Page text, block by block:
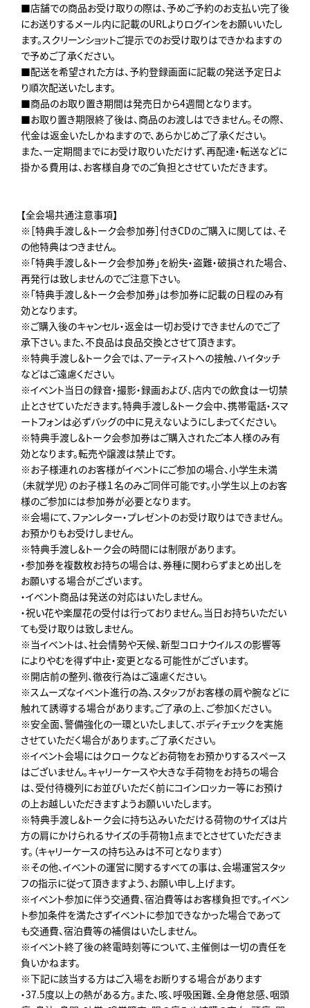
■店舗での商品お受け取りの際は、予めご予約のお支払い完了後
にお送りするメール内に記載のURLよりログインをお願いいたし
ます。スクリーンショットご提示でのお受け取りはできかねますの
で予めご了承ください。
■配送を希望された方は、予約登録画面に記載の発送予定日よ
り順次配送いたします。
■商品のお取り置き期間は発売日から4週間となります。
■お取り置き期限終了後は、商品のお渡しはできません。その際、
代金は返金いたしかねますので、あらかじめご了承ください。
また、一定期間までにお受け取りいただけず、再配達・転送などに
掛かる費用は、お客様自身でのご負担とさせていただきます。
【全会場共通注意事項】
※［特典手渡し＆トーク会参加券］付きCDのご購入に関しては、そ
の他特典はつきません。
※「特典手渡し＆トーク会参加券」を紛失・盗難・破損された場合、
再発行は致しませんのでご注意下さい。
※「特典手渡し＆トーク会参加券」は参加券に記載の日程のみ有
効となります。
※ご購入後のキャンセル・返金は一切お受けできませんのでご了
承下さい。また、不良品は良品交換とさせて頂きます。
※特典手渡し＆トーク会では、アーティストへの接触、ハイタッチ
などはご遠慮ください。
※イベント当日の録音・撮影・録画および、店内での飲食は一切禁
止とさせていただきます。特典手渡し＆トーク会中、携帯電話・スマ
ートフォンは必ずバッグの中に見えないようにしまってください。
※特典手渡し＆トーク会参加券はご購入されたご本人様のみ有
効となります。転売や譲渡は禁止です。
※お子様連れのお客様がイベントにご参加の場合、小学生未満
（未就学児）のお子様１名のみご同伴可能です。小学生以上のお客
様のご参加には参加券が必要となります。
※会場にて、ファンレター・プレゼントのお受け取りはできません。
お預かりもお受けしません。
※特典手渡し＆トーク会の時間には制限があります。
・参加券を複数枚お持ちの場合は、券種に関わらずまとめ出しを
お願いする場合がございます。
・イベント商品は発送の対応はいたしません。
・祝い花や楽屋花の受付は行っておりません。当日お持ちいただい
ても受け取りは致しません。
※当イベントは、社会情勢や天候、新型コロナウイルスの影響等
によりやむを得ず中止・変更となる可能性がございます。
※開店前の整列、徹夜行為はご遠慮ください。
※スムーズなイベント進行の為､スタッフがお客様の肩や腕などに
触れて誘導する場合があります。ご了承の上､ご参加ください。
※安全面、警備強化の一環といたしまして、ボディチェックを実施
させていただく場合があります。ご了承ください。
※イベント会場にはクロークなどお荷物をお預かりするスペース
はございません。キャリーケースや大きな手荷物をお持ちの場合
は、受付待機列にお並びいただく前にコインロッカー等にお預け
の上お越しいただきますようお願いいたします。
※特典手渡し＆トーク会に持ち込みいただける荷物のサイズは片
方の肩にかけられるサイズの手荷物1点までとさせていただきま
す。（キャリーケースの持ち込みは不可となります）
※その他、イベントの運営に関するすべての事は、会場運営スタッ
フの指示に従って頂きますよう、お願い申し上げます。
※イベント参加に伴う交通費、宿泊費等はお客様負担です。イベン
ト参加条件を満たさずイベントに参加できなかった場合であって
も交通費、宿泊費等の補償はいたしません。
※イベント終了後の終電時刻等について、主催側は一切の責任を
負いかねます。
※下記に該当する方はご入場をお断りする場合があります
・37.5度以上の熱がある方。また、咳、呼吸困難、全身倦怠感、咽頭